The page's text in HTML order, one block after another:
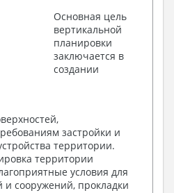
конструкций
внешних отделок
– спецификация
– сечения и
в конструкциях
проекту
и расчеты фундаментов
Основная цель
вертикальной
планировки
заключается в
создании
застройки и
территории.
территории
условия для
сооружений, прокладки